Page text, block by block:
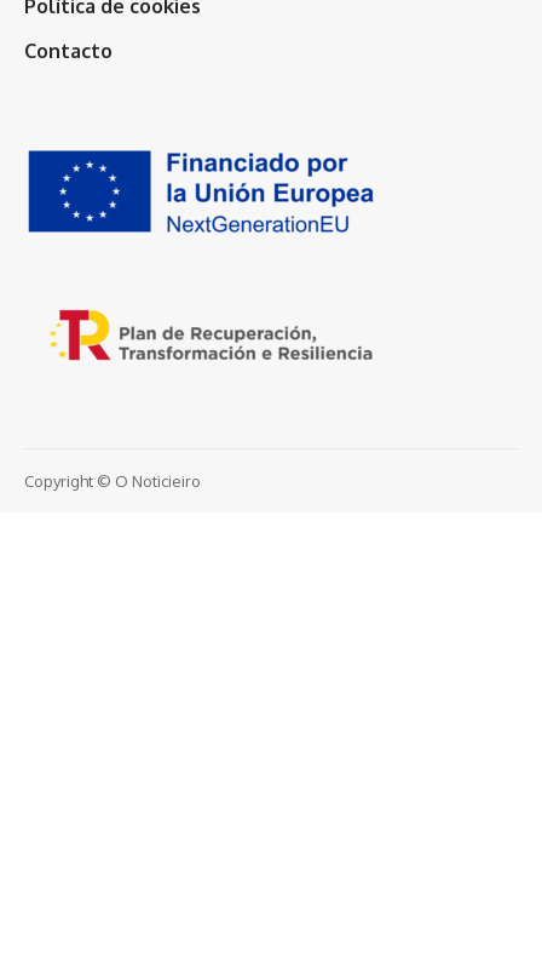
Política de cookies
Contacto
Copyright © O Noticieiro